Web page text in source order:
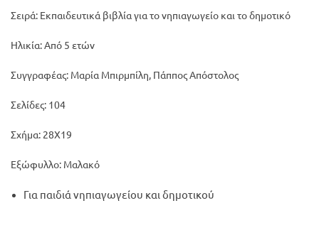
Σειρά: Εκπαιδευτικά βιβλία για το νηπιαγωγείο και το δημοτικό
Ηλικία: Από 5 ετών
Συγγραφέας: Μαρία Μπιρμπίλη, Πάππος Απόστολος
Σελίδες: 104
Σχήμα: 28Χ19
Εξώφυλλο: Μαλακό
Για παιδιά νηπιαγωγείου και δημοτικού